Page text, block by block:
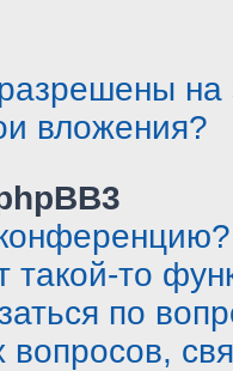
вложения?
такой-то
по
вопросов,